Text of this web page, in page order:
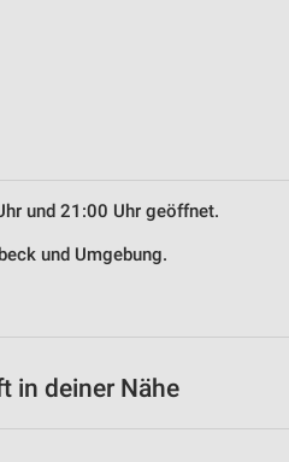
und 21:00 Uhr geöffnet.
und Umgebung.
in deiner Nähe